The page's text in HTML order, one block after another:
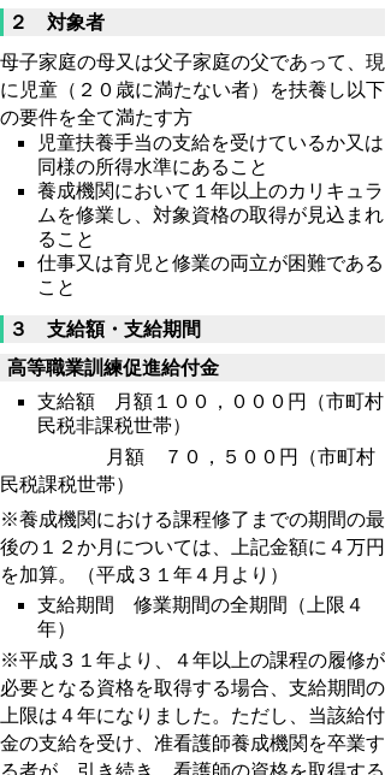
２ 対象者
母子家庭の母又は父子家庭の父であって、現
に児童（２０歳に満たない者）を扶養し以下
の要件を全て満たす方
児童扶養手当の支給を受けているか又は
同様の所得水準にあること
養成機関において１年以上のカリキュラ
ムを修業し、対象資格の取得が見込まれ
ること
仕事又は育児と修業の両立が困難である
こと
３ 支給額・支給期間
高等職業訓練促進給付金
支給額 月額１００，０００円（市町村
民税非課税世帯）
月額 ７０，５００円（市町村
民税課税世帯）
※養成機関における課程修了までの期間の最
後の１２か月については、上記金額に４万円
を加算。（平成３１年４月より）
支給期間 修業期間の全期間（上限４
年）
※平成３１年より、４年以上の課程の履修が
必要となる資格を取得する場合、支給期間の
上限は４年になりました。ただし、当該給付
金の支給を受け、准看護師養成機関を卒業す
る者が、引き続き、看護師の資格を取得する